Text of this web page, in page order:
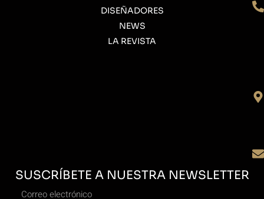
DISEÑADORES
NEWS
LA REVISTA
SUSCRÍBETE A NUESTRA NEWSLETTER